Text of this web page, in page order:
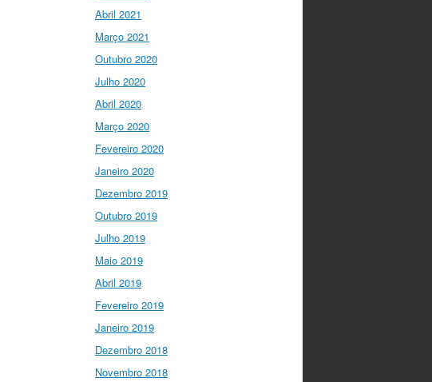
científica no futuro da
Europa em direto do
@CCVBraganca
Acompanhe li…
I Gulbenkian Ciência
Great honor
to have
appointed
@ERC_Research
@IGCiencia
twitter.com/i/web/status/1…
Abril 2021
Março 2021
Outubro 2020
Julho 2020
Abril 2020
Março 2020
Fevereiro 2020
Janeiro 2020
Dezembro 2019
Outubro 2019
Julho 2019
Maio 2019
Abril 2019
Fevereiro 2019
Janeiro 2019
Dezembro 2018
Novembro 2018